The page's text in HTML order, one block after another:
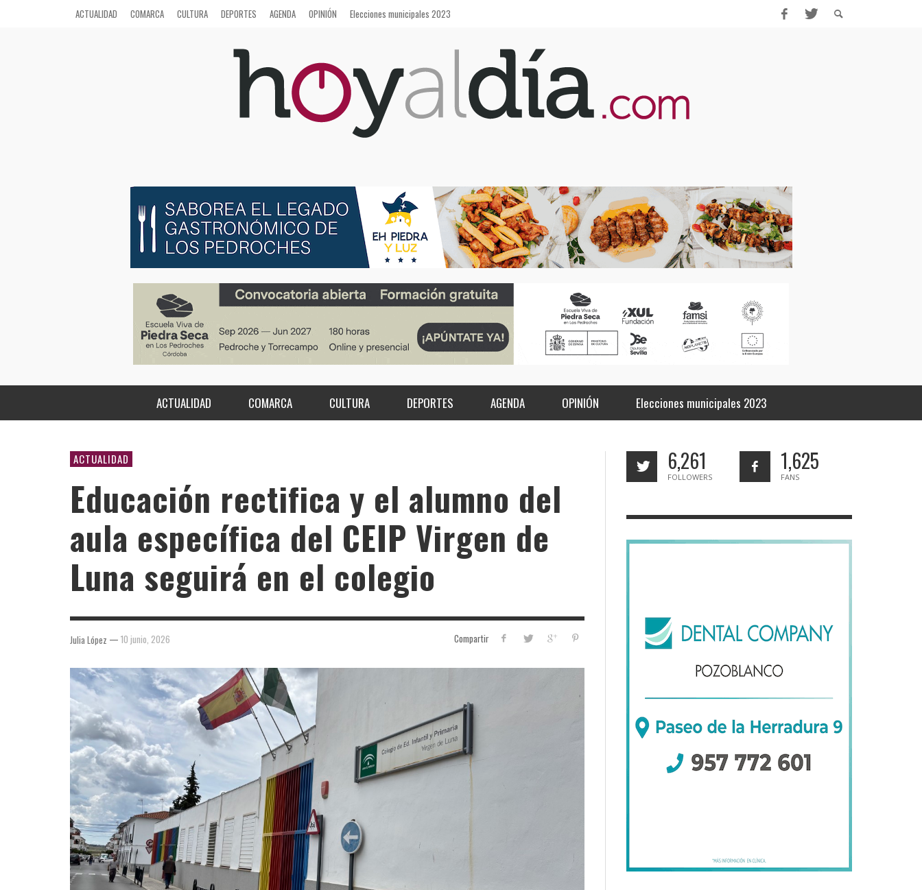
ACTUALIDAD COMARCA CULTURA DEPORTES AGENDA OPINIÓN Elecciones municipales 2023
ACTUALIDAD COMARCA CULTURA DEPORTES AGENDA OPINIÓN Elecciones municipales 2023
ACTUALIDAD
Educación rectifica y el alumno del
aula específica del CEIP Virgen de
Luna seguirá en el colegio
Compartir
Julia López — 10 junio, 2026
6,261
FOLLOWERS
1,625
FANS